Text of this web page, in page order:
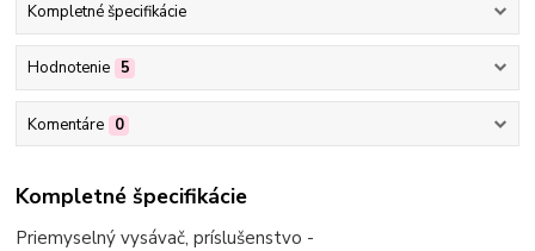
Kompletné špecifikácie
Hodnotenie 5
Komentáre 0
Kompletné špecifikácie
Priemyselný vysávač, príslušenstvo -